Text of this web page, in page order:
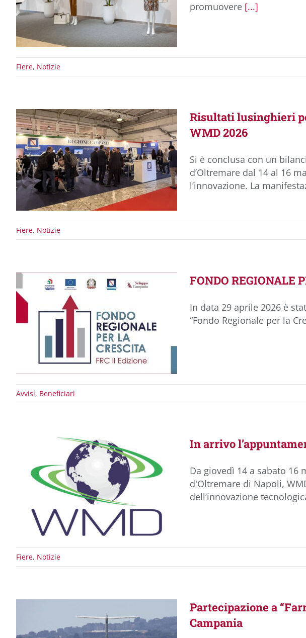
promuovere [...]
Fiere, Notizie
Risultati lusinghieri
WMD 2026
Si è conclusa con un
d’Oltremare dal 14 al 16
l’innovazione. La
Fiere, Notizie
FONDO REGIONALE
In data 29 aprile 2026 è
“Fondo Regionale per la
Avvisi, Beneficiari
In arrivo
Da giovedì 14 a sabato 16
d'Oltremare di Napoli,
dell’innovazione
Fiere, Notizie
Partecipazione a
Campania